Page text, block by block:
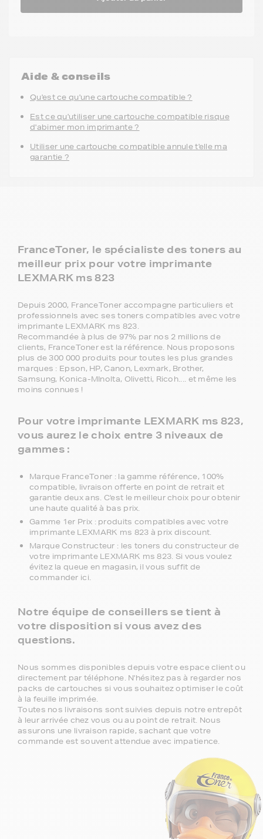
Aide & conseils
Qu'est ce qu'une cartouche compatible ?
Est ce qu'utiliser une cartouche compatible risque
d'abimer mon imprimante ?
Utiliser une cartouche compatible annule t'elle ma
garantie ?
FranceToner, le spécialiste des toners au
meilleur prix pour votre imprimante
LEXMARK ms 823
Depuis 2000, FranceToner accompagne particuliers et
professionnels avec ses toners compatibles avec votre
imprimante LEXMARK ms 823.
Recommandée à plus de 97% par nos 2 millions de
clients, FranceToner est la référence. Nous proposons
plus de 300 000 produits pour toutes les plus grandes
marques : Epson, HP, Canon, Lexmark, Brother,
Samsung, Konica-MInolta, Olivetti, Ricoh.... et même les
moins connues !
Pour votre imprimante LEXMARK ms 823,
vous aurez le choix entre 3 niveaux de
gammes :
Marque FranceToner : la gamme référence, 100%
compatible, livraison offerte en point de retrait et
garantie deux ans. C'est le meilleur choix pour obtenir
une haute qualité à bas prix.
Gamme 1er Prix : produits compatibles avec votre
imprimante LEXMARK ms 823 à prix discount.
Marque Constructeur : les toners du constructeur de
votre imprimante LEXMARK ms 823. Si vous voulez
évitez la queue en magasin, il vous suffit de
commander ici.
Notre équipe de conseillers se tient à
votre disposition si vous avez des
questions.
Nous sommes disponibles depuis votre espace client ou
directement par téléphone. N'hésitez pas à regarder nos
packs de cartouches si vous souhaitez optimiser le coût
à la feuille imprimée.
Toutes nos livraisons sont suivies depuis notre entrepôt
à leur arrivée chez vous ou au point de retrait. Nous
assurons une livraison rapide, sachant que votre
commande est souvent attendue avec impatience.